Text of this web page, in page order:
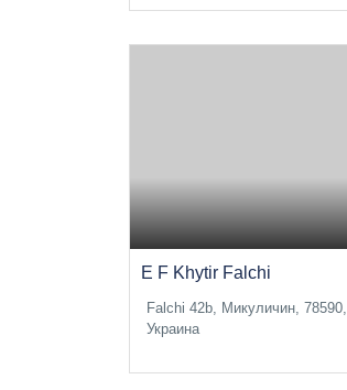
E F Khytir Falchi
Falchi 42b, Микуличин, 78590,
Украина